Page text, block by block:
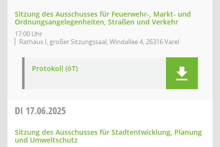
Sitzung des Ausschusses für Feuerwehr-, Markt- und
Ordnungsangelegenheiten, Straßen und Verkehr
17:00 Uhr
Rathaus I, großer Sitzungssaal, Windallee 4, 26316 Varel
Protokoll (öT)
DI 17.06.2025
Sitzung des Ausschusses für Stadtentwicklung, Planung
und Umweltschutz